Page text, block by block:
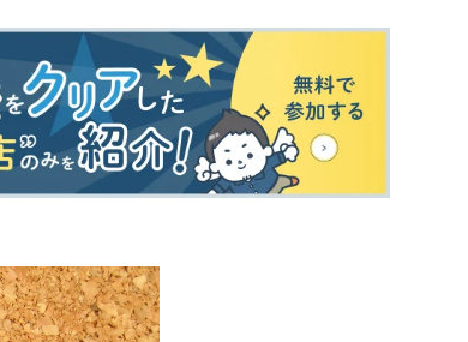
仕様決め（外観/内装）の注意点を知りたい
「施主検査」の確認事項を知りたい
外構工事について知りたい
家づくりの補助金情報を知りたい